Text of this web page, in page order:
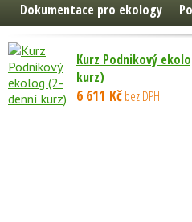
Dokumentace pro ekology
Kurz Podnikový
kurz)
6 611 Kčbez DPH